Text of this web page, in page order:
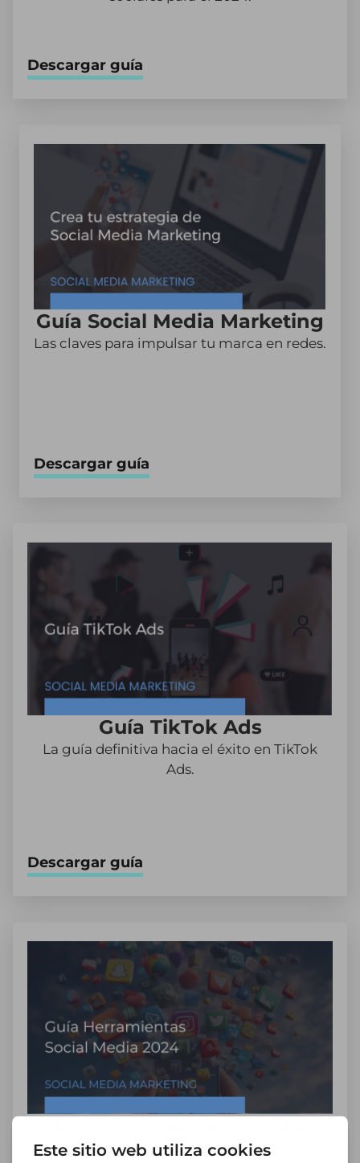
Descargar guía
Guía Social Media Marketing
Las claves para impulsar tu marca en redes.
Descargar guía
Guía TikTok Ads
La guía definitiva hacia el éxito en TikTok
Ads.
Descargar guía
Media 2024